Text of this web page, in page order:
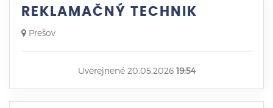
REKLAMAČNÝ TECHNIK
Prešov
Uverejnené 20.05.2026 19:54